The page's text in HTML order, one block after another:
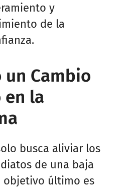
y
de la
un Cambio
en la
busca aliviar los
de una baja
objetivo último es